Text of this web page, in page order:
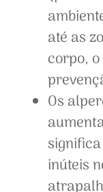
até as
corpo,
Os
inúteis